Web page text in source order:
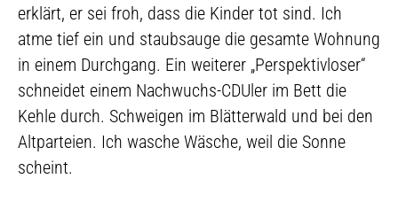
erklärt, er sei froh, dass die Kinder tot sind. Ich
atme tief ein und staubsauge die gesamte Wohnung
in einem Durchgang. Ein weiterer „Perspektivloser“
schneidet einem Nachwuchs-CDUler im Bett die
Kehle durch. Schweigen im Blätterwald und bei den
Altparteien. Ich wasche Wäsche, weil die Sonne
scheint.